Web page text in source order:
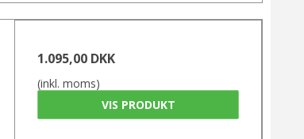
1.095,00 DKK
(inkl. moms)
VIS PRODUKT